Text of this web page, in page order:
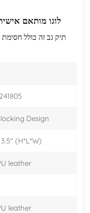
לוגו מותאם
תיק גב זה כולל
Design
(H*L*W)
leather
leather